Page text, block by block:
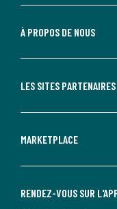
À PROPOS DE NOUS
LES SITES PARTENAIRES
MARKETPLACE
RENDEZ-VOUS SUR